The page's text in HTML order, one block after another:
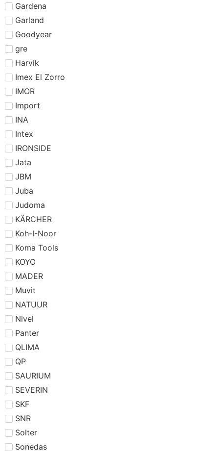
Gardena
Garland
Goodyear
gre
Harvik
Imex El Zorro
IMOR
Import
INA
Intex
IRONSIDE
Jata
JBM
Juba
Judoma
KÄRCHER
Koh-I-Noor
Koma Tools
KOYO
MADER
Muvit
NATUUR
Nivel
Panter
QLIMA
QP
SAURIUM
SEVERIN
SKF
SNR
Solter
Sonedas